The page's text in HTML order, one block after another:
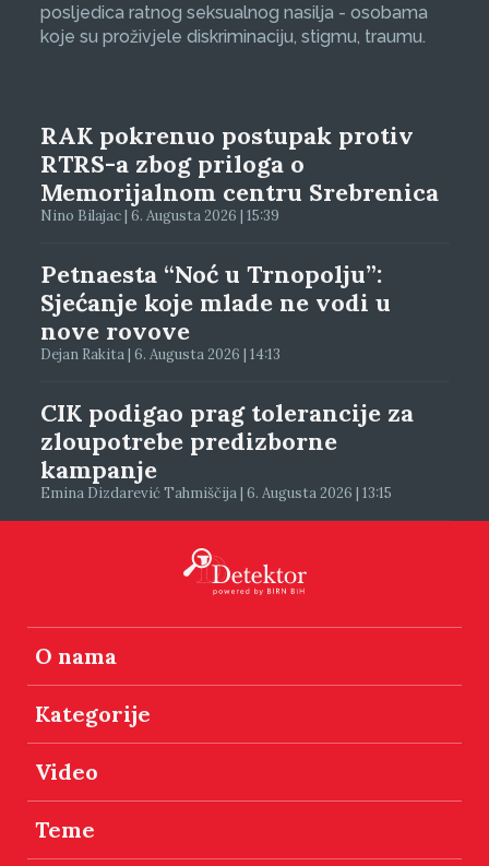
posljedica ratnog seksualnog nasilja - osobama
koje su proživjele diskriminaciju, stigmu, traumu.
RAK pokrenuo postupak protiv
RTRS-a zbog priloga o
Memorijalnom centru Srebrenica
Nino Bilajac | 6. Augusta 2026 | 15:39
Petnaesta “Noć u Trnopolju”:
Sjećanje koje mlade ne vodi u
nove rovove
Dejan Rakita | 6. Augusta 2026 | 14:13
CIK podigao prag tolerancije za
zloupotrebe predizborne
kampanje
Emina Dizdarević Tahmiščija | 6. Augusta 2026 | 13:15
O nama
Kategorije
Video
Teme